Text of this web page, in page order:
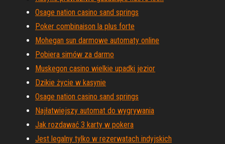
Osage nation casino sand springs
Poker combinaison la plus forte
Mohegan sun darmowe automaty online
Pobiera simów za darmo
Muskegon casino wielkie upadki jezior
Dzikie życie w kasynie
Osage nation casino sand springs
Najłatwiejszy automat do wygrywania
Jak rozdawać 3 karty w pokera
Jest legalny tylko w rezerwatach indyjskich